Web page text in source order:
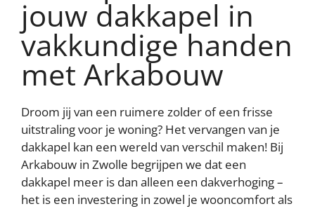
jouw dakkapel in
vakkundige handen
met Arkabouw
Droom jij van een ruimere zolder of een frisse
uitstraling voor je woning? Het vervangen van je
dakkapel kan een wereld van verschil maken! Bij
Arkabouw in Zwolle begrijpen we dat een
dakkapel meer is dan alleen een dakverhoging –
het is een investering in zowel je wooncomfort als
informatie die u aan ze heeft verstrekt of die ze hebben
verzameld op basis van uw gebruik van hun services
AFWIJZEN AANPASSEN
Contact opnemen